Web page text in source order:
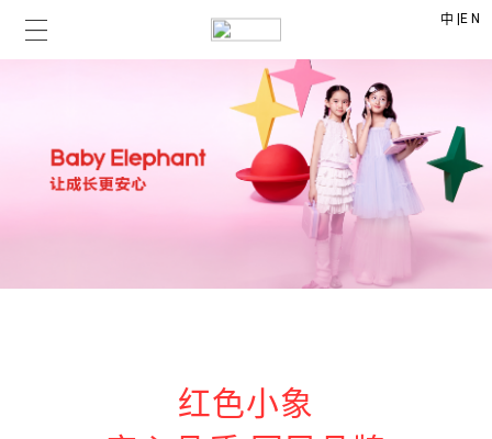
中 |EN
红色小象